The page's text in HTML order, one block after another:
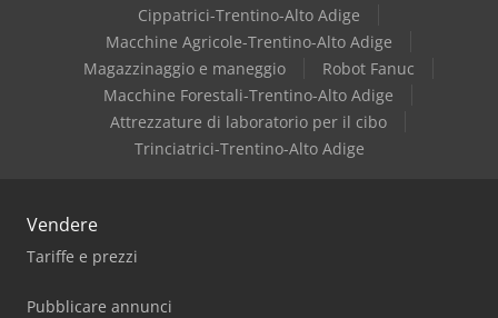
Cippatrici-Trentino-Alto Adige
Macchine Agricole-Trentino-Alto Adige
Magazzinaggio e maneggio
Robot Fanuc
Macchine Forestali-Trentino-Alto Adige
Attrezzature di laboratorio per il cibo
Trinciatrici-Trentino-Alto Adige
Vendere
Tariffe e prezzi
Pubblicare annunci